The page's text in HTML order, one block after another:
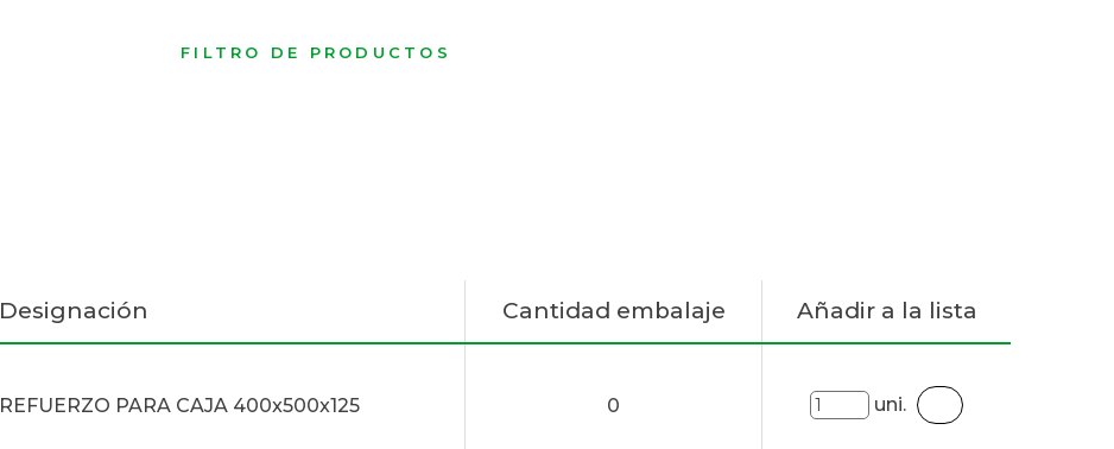
FILTRO DE PRODUCTOS
Designación Cantidad embalaje Añadir a la lista
REFUERZO PARA CAJA 400x500x125 0 uni.